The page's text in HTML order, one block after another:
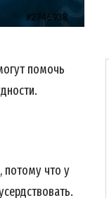
помочь
потому что у